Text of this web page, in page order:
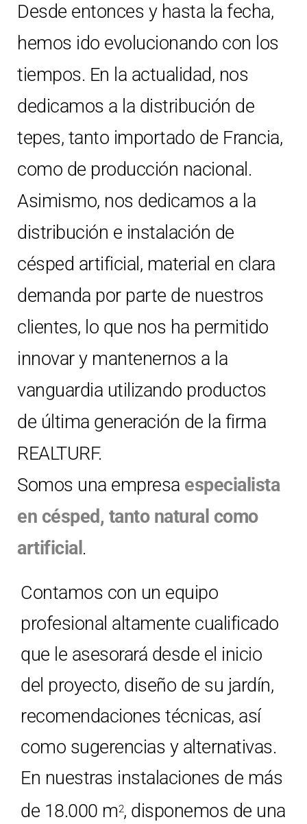
Desde entonces y hasta la fecha,
hemos ido evolucionando con los
tiempos. En la actualidad, nos
dedicamos a la distribución de
tepes, tanto importado de Francia,
como de producción nacional.
Asimismo, nos dedicamos a la
distribución e instalación de
césped artificial, material en clara
demanda por parte de nuestros
clientes, lo que nos ha permitido
innovar y mantenernos a la
vanguardia utilizando productos
de última generación de la firma
REALTURF.
Somos una empresa especialista
en césped, tanto natural como
artificial .
Contamos con un equipo
profesional altamente cualificado
que le asesorará desde el inicio
del proyecto, diseño de su jardín,
recomendaciones técnicas, así
como sugerencias y alternativas.
En nuestras instalaciones de más
de 18.000 m2, disponemos de una